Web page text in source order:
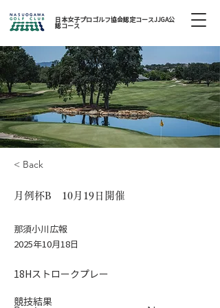
日本女子プロゴルフ協会認定コースJJGA公
認コース
< Back
月例杯B 10月19日開催
那須小川広報
2025年10月18日
18Hストロークプレー
競技結果